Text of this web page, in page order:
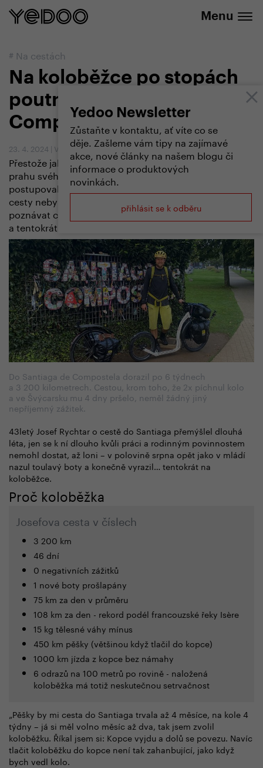
Menu
Yedoo Newsletter
Zůstaňte v kontaktu, ať víte co se
děje. Zašleme vám tipy na zajímavé
akce, nové články na našem blogu či
informace o produktových
novinkách.
přihlásit se k odběru
# Na cestách
Na koloběžce po stopách
poutníků do Santiaga de
Compostela
23. 4. 2024 | Vendula Kosíková
Přestože jako správný poutník započal svou cestu na
prahu svého domova, a na cestě do Santiaga
postupoval od kostela ke kostelu, spirituální aspekt
cesty nebyl jeho hlavní motivací. Tou je touha
poznávat cizí země, kultury, jiné způsoby života
a tentokrát také nový způsob cestování.
Do Santiaga de Compostela dorazil po 6 týdnech
a 3 200 kilometrech. Cestou, krom toho, že 2x píchnul kolo
a ve Švýcarsku mu 4 dny pršelo, neměl žádný jiný
nepříjemný zážitek.
43letý Josef Rychtar o cestě do Santiaga přemýšlel dlouhá
léta, jen se k ní dlouho kvůli práci a rodinným povinnostem
nemohl dostat, až loni – v polovině srpna opět jako v mládí
nazul toulavý boty a konečně vyrazil… tentokrát na
koloběžce.
Proč koloběžka
Josefova cesta v číslech
3 200 km
46 dní
0 negativních zážitků
1 nové boty prošlapány
75 km za den v průměru
108 km za den - rekord podél francouzské řeky Isère
15 kg tělesné váhy mínus
450 km pěšky (většinou když tlačil do kopce)
1000 km jízda z kopce bez námahy
6 odrazů na 100 metrů po rovině - naložená
koloběžka má totiž neskutečnou setrvačnost
„Pěšky by mi cesta do Santiaga trvala až 4 měsíce, na kole 4
týdny – já si měl volno měsíc až dva, tak jsem zvolil
koloběžku. Říkal jsem si: Kopce vyjdu a dolů se povezu. Navíc
tlačit koloběžku do kopce není tak zahanbující, jako když
bych vedl kolo.